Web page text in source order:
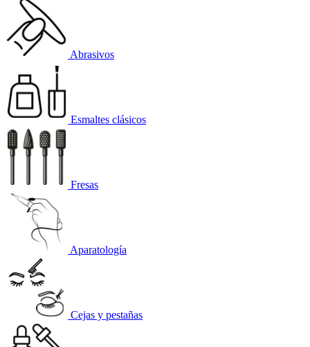
Abrasivos
Esmaltes clásicos
Fresas
Aparatología
Cejas y pestañas